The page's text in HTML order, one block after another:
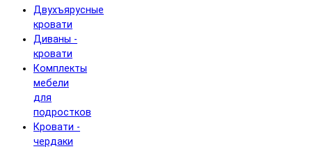
Двухъярусные
кровати
Диваны -
кровати
Комплекты
мебели
для
подростков
Кровати -
чердаки